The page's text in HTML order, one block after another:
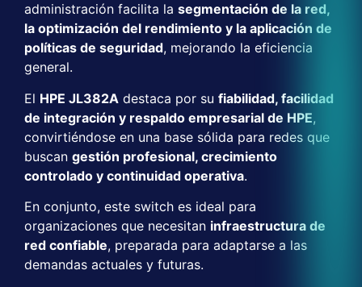
administración facilita la segmentación de la red,
la optimización del rendimiento y la aplicación de
políticas de seguridad, mejorando la eficiencia
general.
El HPE JL382A destaca por su fiabilidad, facilidad
de integración y respaldo empresarial de HPE,
convirtiéndose en una base sólida para redes que
buscan gestión profesional, crecimiento
controlado y continuidad operativa.
En conjunto, este switch es ideal para
organizaciones que necesitan infraestructura de
red confiable, preparada para adaptarse a las
demandas actuales y futuras.